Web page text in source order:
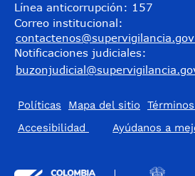
Línea anticorrupción: 157
Correo institucional:
Notificaciones judiciales:
Políticas Mapa del sitio
Accesibilidad
​Ayúdanos a